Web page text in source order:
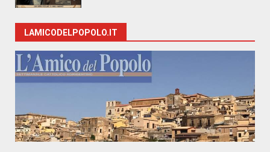
LAMICODELPOPOLO.IT